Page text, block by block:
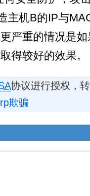
主机B的IP与
严重的情况是
得较好的效果。
协议进行授权，
欺骗